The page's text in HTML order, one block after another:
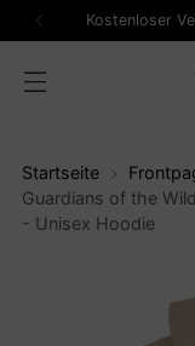
Kostenloser
Startseite
Guardians of the
- Unisex Hoodie